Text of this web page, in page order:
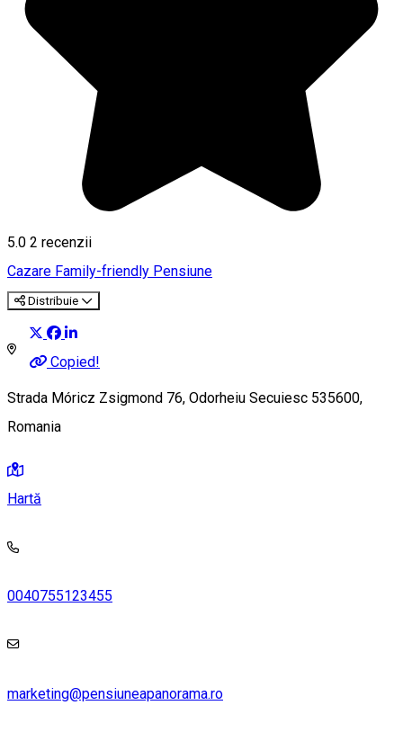
5.0 2 recenzii
Cazare Family-friendly Pensiune
Distribuie
Copied!
Strada Móricz Zsigmond 76, Odorheiu Secuiesc 535600,
Romania
Hartă
0040755123455
marketing@pensiuneapanorama.ro